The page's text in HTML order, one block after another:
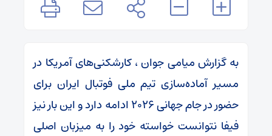
به گزارش میامی جوان ، کارشکنی‌های آمریکا در
مسیر آماده‌سازی تیم ملی فوتبال ایران برای
حضور در جام جهانی ۲۰۲۶ ادامه دارد و این بار نیز
فیفا نتوانست خواسته خود را به میزبان اصلی